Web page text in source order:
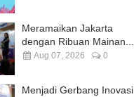
Meramaikan Jakarta
dengan Ribuan Mainan...
Aug 07, 2026 0
Menjadi Gerbang Inovasi